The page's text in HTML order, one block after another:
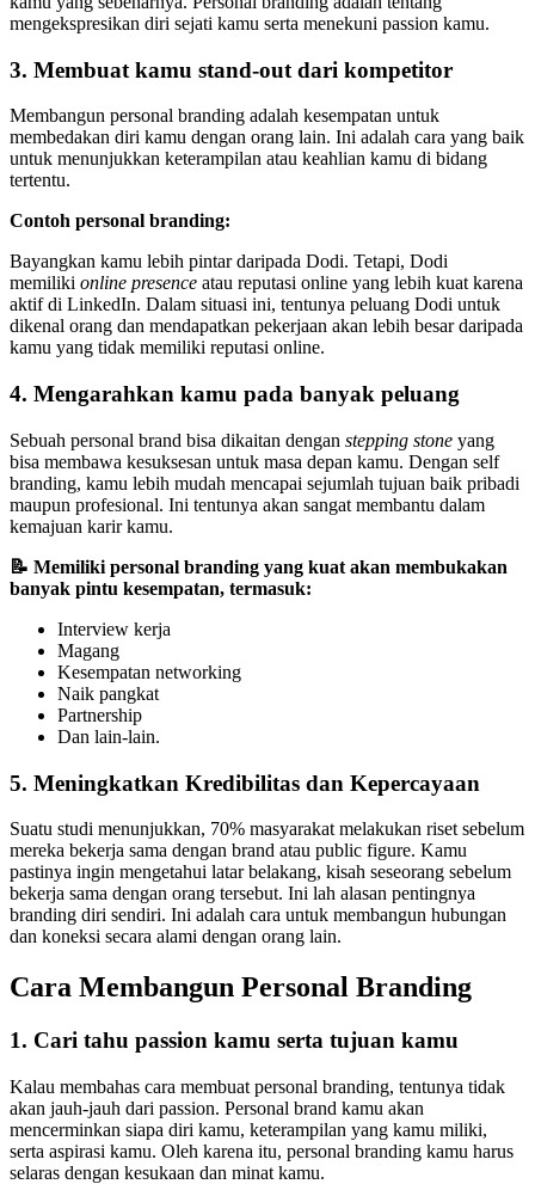
mengekspresikan diri sejati kamu serta menekuni passion kamu.
3. Membuat kamu stand-out dari kompetitor
Membangun personal branding adalah kesempatan untuk
membedakan diri kamu dengan orang lain. Ini adalah cara yang baik
untuk menunjukkan keterampilan atau keahlian kamu di bidang
tertentu.
Contoh personal branding:
Bayangkan kamu lebih pintar daripada Dodi. Tetapi, Dodi
memiliki online presence atau reputasi online yang lebih kuat karena
aktif di LinkedIn. Dalam situasi ini, tentunya peluang Dodi untuk
dikenal orang dan mendapatkan pekerjaan akan lebih besar daripada
kamu yang tidak memiliki reputasi online.
4. Mengarahkan kamu pada banyak peluang
Sebuah personal brand bisa dikaitan dengan stepping stone yang
bisa membawa kesuksesan untuk masa depan kamu. Dengan self
branding, kamu lebih mudah mencapai sejumlah tujuan baik pribadi
maupun profesional. Ini tentunya akan sangat membantu dalam
kemajuan karir kamu.
📝 Memiliki personal branding yang kuat akan membukakan
banyak pintu kesempatan, termasuk:
Interview kerja
Magang
Kesempatan networking
Naik pangkat
Partnership
Dan lain-lain.
5. Meningkatkan Kredibilitas dan Kepercayaan
Suatu studi menunjukkan, 70% masyarakat melakukan riset sebelum
mereka bekerja sama dengan brand atau public figure. Kamu
pastinya ingin mengetahui latar belakang, kisah seseorang sebelum
bekerja sama dengan orang tersebut. Ini lah alasan pentingnya
branding diri sendiri. Ini adalah cara untuk membangun hubungan
dan koneksi secara alami dengan orang lain.
Cara Membangun Personal Branding
1. Cari tahu passion kamu serta tujuan kamu
Kalau membahas cara membuat personal branding, tentunya tidak
akan jauh-jauh dari passion. Personal brand kamu akan
mencerminkan siapa diri kamu, keterampilan yang kamu miliki,
serta aspirasi kamu. Oleh karena itu, personal branding kamu harus
selaras dengan kesukaan dan minat kamu.